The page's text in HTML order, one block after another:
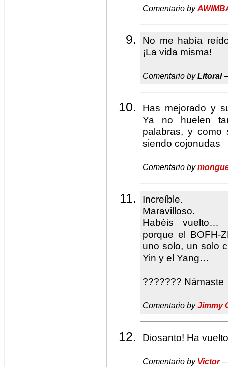
Comentario by
No me había
¡La vida misma!
Comentario byLitoral
Has mejorado y
Ya no huelen
palabras, y como
siendo cojonudas
Comentario by
Increíble.
Maravilloso.
Habéis vuelto…
porque el BOFH-
uno solo, un solo
Yin y el Yang…
??????? Námaste
Comentario byJimmy
Diosanto! Ha
Comentario by Victor—